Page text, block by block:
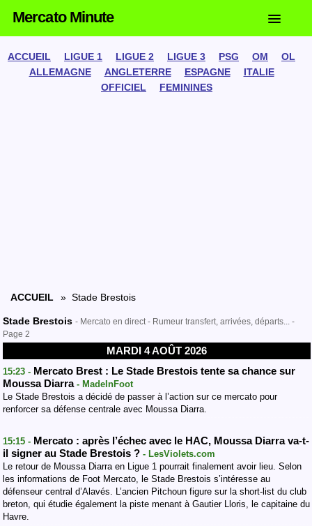
Mercato Minute
ACCUEIL LIGUE 1 LIGUE 2 LIGUE 3 PSG OM
OL
ALLEMAGNE
ANGLETERRE ESPAGNE
ITALIE
OFFICIEL
FEMININES
ACCUEIL » Stade Brestois
Stade Brestois - Mercato en direct - Rumeur transfert, arrivées, départs... -
Page 2
MARDI 4 AOÛT 2026
15:23 - Mercato Brest : Le Stade Brestois tente sa chance sur
Moussa Diarra - MadeInFoot
Le Stade Brestois a décidé de passer à l’action sur ce mercato pour
renforcer sa défense centrale avec Moussa Diarra.
15:15 - Mercato : après l’échec avec le HAC, Moussa Diarra va-t-
il signer au Stade Brestois ? - LesViolets.com
Le retour de Moussa Diarra en Ligue 1 pourrait finalement avoir lieu. Selon
les informations de Foot Mercato, le Stade Brestois s’intéresse au
défenseur central d’Alavés. L’ancien Pitchoun figure sur la short-list du club
breton, qui étudie également la piste menant à Gautier Lloris, le capitaine du
Havre.